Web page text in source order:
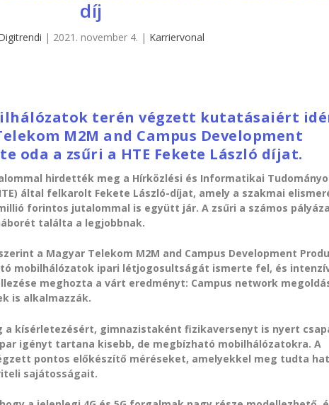
díj
| 2021. november 4. | Karriervonal
terén végzett kutatásaiért
M2M and Campus Development
oda a zsűri a HTE Fekete László díjat.
hirdették meg a Hírközlési és Informatikai
által felkarolt Fekete László-díjat, amely a szakmai
forintos jutalommal is együtt jár. A zsűri a számos
találta a legjobbnak.
a Magyar Telekom M2M and Campus Development
mobilhálózatok ipari létjogosultságát ismerte fel, és
meghozta a várt eredményt: Campus network
is alkalmazzák.
a kísérletezésért, gimnazistaként fizikaversenyt is nyert
igényt tartana kisebb, de megbízható mobilhálózatokra. A
pontos előkészítő méréseket, amelyekkel meg tudta
sajátosságait.